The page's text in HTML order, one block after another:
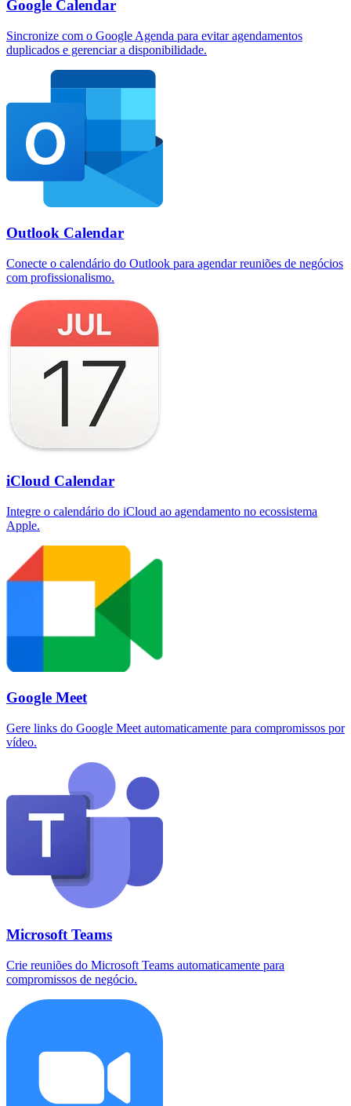
Google Calendar
Sincronize com o Google Agenda para evitar agendamentos
duplicados e gerenciar a disponibilidade.
Outlook Calendar
Conecte o calendário do Outlook para agendar reuniões de negócios
com profissionalismo.
iCloud Calendar
Integre o calendário do iCloud ao agendamento no ecossistema
Apple.
Google Meet
Gere links do Google Meet automaticamente para compromissos por
vídeo.
Microsoft Teams
Crie reuniões do Microsoft Teams automaticamente para
compromissos de negócio.